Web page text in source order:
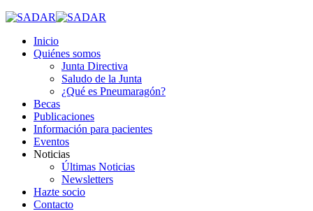
Inicio
Quiénes somos
Junta Directiva
Saludo de la Junta
¿Qué es Pneumaragón?
Becas
Publicaciones
Información para pacientes
Eventos
Noticias
Últimas Noticias
Newsletters
Hazte socio
Contacto